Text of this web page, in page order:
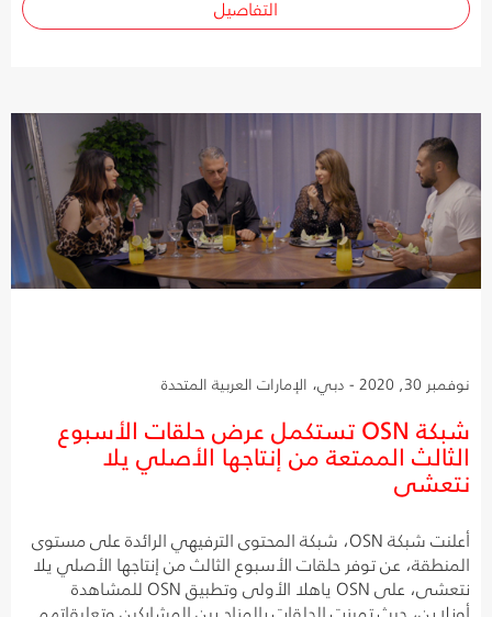
التفاصيل
نوفمبر 30, 2020 - دبي، الإمارات العربية المتحدة
شبكة OSN تستكمل عرض حلقات الأسبوع
الثالث الممتعة من إنتاجها الأصلي يلا
نتعشى
أعلنت شبكة OSN، شبكة المحتوى الترفيهي الرائدة على مستوى
المنطقة، عن توفر حلقات الأسبوع الثالث من إنتاجها الأصلي يلا
نتعشى، على OSN ياهلا الأولى وتطبيق OSN للمشاهدة